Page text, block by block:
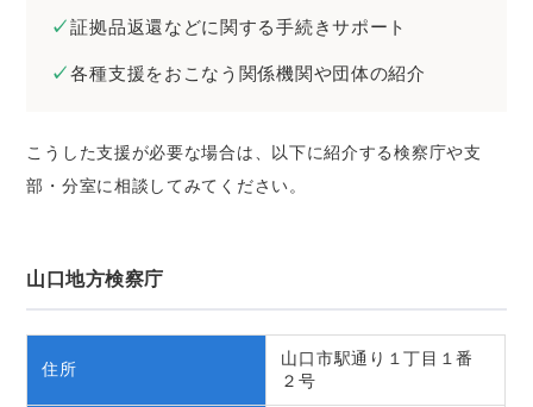
証拠品返還などに関する手続きサポート
各種支援をおこなう関係機関や団体の紹介
こうした支援が必要な場合は、以下に紹介する検察庁や支
部・分室に相談してみてください。
山口地方検察庁
住所
山口市駅通り１丁目１番
２号